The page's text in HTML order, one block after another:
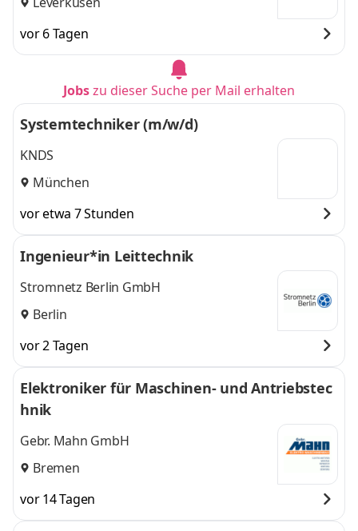
vor 6 Tagen
Jobszu dieser Suche per Mail erhalten
Systemtechniker (m/w/d)
KNDS
München
vor etwa 7 Stunden
Ingenieur*in Leittechnik
Stromnetz Berlin GmbH
Berlin
vor 2 Tagen
Elektroniker für Maschinen- und Antriebstec
hnik
Gebr. Mahn GmbH
Bremen
vor 14 Tagen